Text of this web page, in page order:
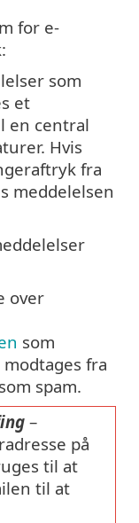
for e-
som
et
en central
Hvis
fra
meddelelsen
over
som
fra
spam.
–
på
til at
til at